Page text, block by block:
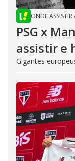
ONDE ASSISTIR
PSG x
assistir e
Gigantes